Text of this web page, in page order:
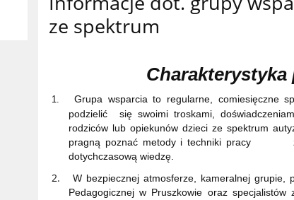
ze spektrum
Charakterystyka
1. Grupa wsparciato regularne, comiesięczne
podzielić się swoimi troskami,
rodziców lub opiekunów dzieci ze spektrum
pragną poznać metody i techniki pracy z
dotychczasową wiedzę.
2.
W bezpiecznej atmosferze, kameralnej grupie,
Pedagogicznej w Pruszkowie oraz